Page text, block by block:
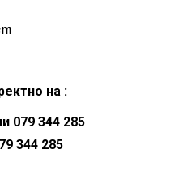
на :
079 344 285
344 285